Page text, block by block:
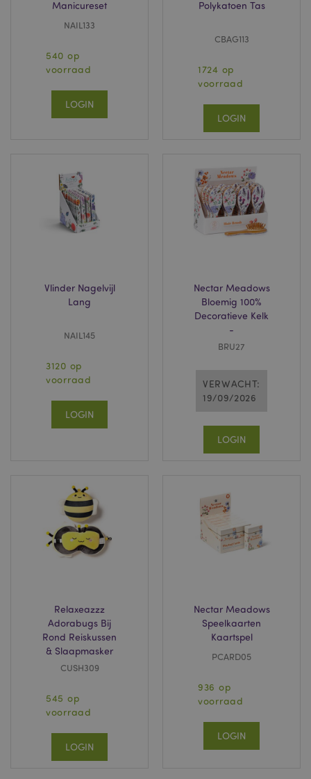
Manicureset
NAIL133
540 op
voorraad
LOGIN
Polykatoen Tas
CBAG113
1724 op
voorraad
LOGIN
Vlinder Nagelvijl
Lang
NAIL145
3120 op
voorraad
LOGIN
Nectar Meadows
Bloemig 100%
Decoratieve Kelk
-
BRU27
VERWACHT:
19/09/2026
LOGIN
Relaxeazzz
Adorabugs Bij
Rond Reiskussen
& Slaapmasker
CUSH309
545 op
voorraad
LOGIN
Nectar Meadows
Speelkaarten
Kaartspel
PCARD05
936 op
voorraad
LOGIN